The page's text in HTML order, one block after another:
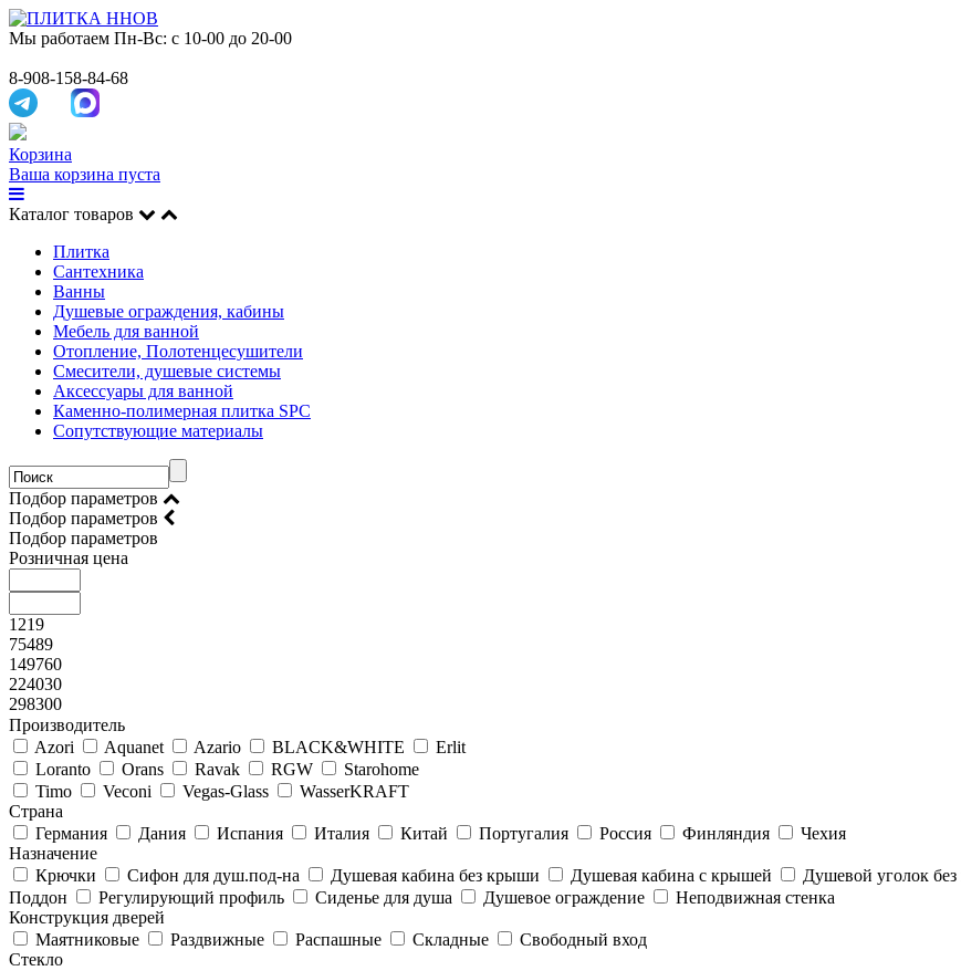
Мы работаем Пн-Вс: с 10-00 до 20-00
8-908-158-84-68
Корзина
Ваша корзина пуста
Каталог товаров
Плитка
Сантехника
Ванны
Душевые ограждения, кабины
Мебель для ванной
Отопление, Полотенцесушители
Смесители, душевые системы
Аксессуары для ванной
Каменно-полимерная плитка SPC
Сопутствующие материалы
Подбор параметров
Подбор параметров
Подбор параметров
Розничная цена
1219
75489
149760
224030
298300
Производитель
Azori
Aquanet Azario BLACK&WHITE
Erlit
Loranto
Orans Ravak RGW
Starohome
Timo
Veconi Vegas-Glass
WasserKRAFT
Страна
Германия
Дания Испания Италия Китай Португалия Россия Финляндия
Чехия
Назначение
Крючки
Сифон для душ.под-на Душевая кабина без крыши Душевая кабина с крышей Душевой уголок без
Поддон
Регулирующий профиль Сиденье для душа Душевое ограждение
Неподвижная стенка
Конструкция дверей
Маятниковые
Раздвижные Распашные Складные
Свободный вход
Стекло